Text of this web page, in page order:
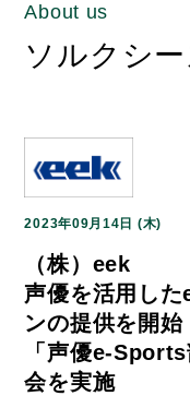
About us
ソルクシ
2023年09月14日 (木)
（株）eek
声優を活用した
ンの提供を開始
「声優e-
会を実施